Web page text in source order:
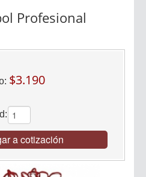
Profesional
$3.190
a cotización